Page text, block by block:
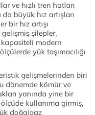
ve hızlı tren hatları
büyük hız artışları
bir hız artışı
şilepler,
kapasiteli modern
yük taşımacılığı
gelişmelerinden biri
dönemde kömür ve
yanında yine bir
kullanıma girmiş,
doğalgaz